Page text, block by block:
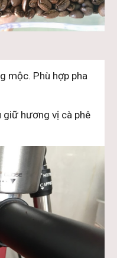
mộc. Phù hợp pha
giữ hương vị cà phê